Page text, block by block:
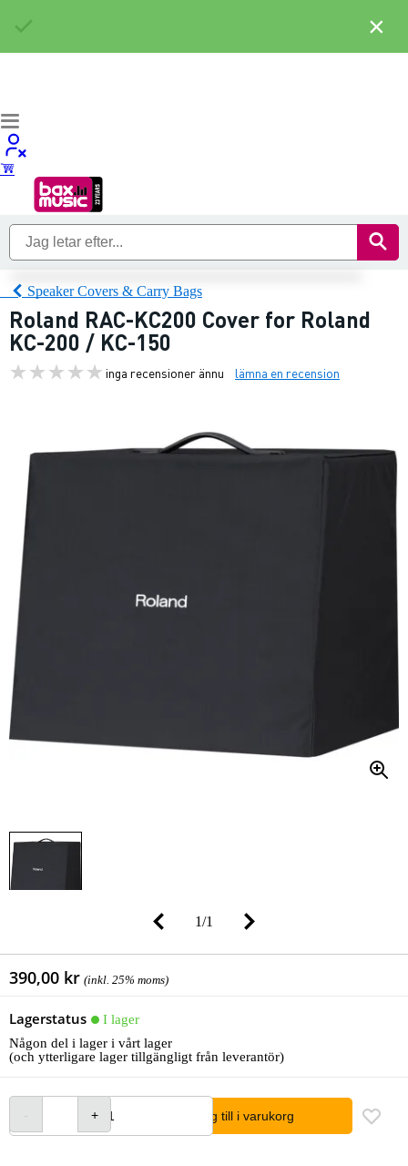
Speaker Covers & Carry Bags
Roland RAC-KC200 Cover for Roland
KC-200 / KC-150
inga recensioner ännu lämna en recension
1/1
390,00 kr (inkl. 25% moms)
Lagerstatus
I lager
Någon del i lager i vårt lager
(och ytterligare lager tillgängligt från leverantör)
lägg till i varukorg
×